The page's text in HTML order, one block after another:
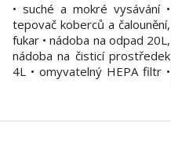
• suché a mokré vysávání •
tepovač koberců a čalounění,
fukar • nádoba na odpad 20L,
nádoba na čisticí prostředek
4L • omyvatelný HEPA filtr •
sáčkem • velký akční rádius •